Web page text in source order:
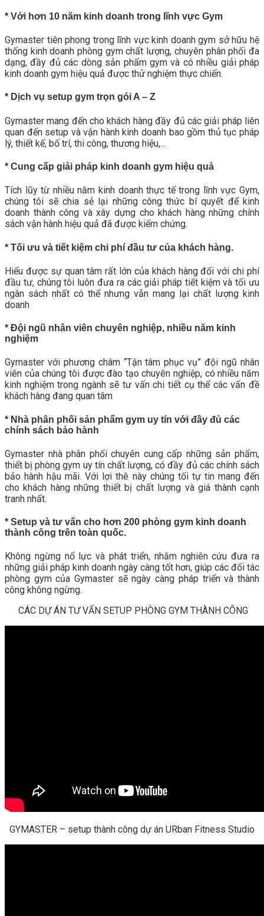
* Với hơn 10 năm kinh doanh trong lĩnh vực Gym
Gymaster tiên phong trong lĩnh vực kinh doanh gym sở hữu hệ
thống kinh doanh phòng gym chất lượng, chuyên phân phối đa
dạng, đầy đủ các dòng sản phẩm gym và có nhiều giải pháp
kinh doanh gym hiệu quả được thử nghiệm thực chiến.
* Dịch vụ setup gym trọn gói A – Z
Gymaster mang đến cho khách hàng đầy đủ các giải pháp liên
quan đến setup và vận hành kinh doanh bao gồm thủ tục pháp
lý, thiết kế, bố trí, thi công, thương hiệu,…
* Cung cấp giải pháp kinh doanh gym hiệu quả
Tích lũy từ nhiều năm kinh doanh thực tế trong lĩnh vực Gym,
chúng tôi sẽ chia sẻ lại những công thức bí quyết để kinh
doanh thành công và xây dựng cho khách hàng những chính
sách vận hành hiệu quả đã được kiểm chứng.
* Tối ưu và tiết kiệm chi phí đầu tư của khách hàng.
Hiểu được sự quan tâm rất lớn của khách hàng đối với chi phí
đầu tư, chúng tôi luôn đưa ra các giải pháp tiết kiệm và tối ưu
ngân sách nhất có thể nhưng vẫn mang lại chất lượng kinh
doanh
* Đội ngũ nhân viên chuyên nghiệp, nhiều năm kinh
nghiệm
Gymaster với phương châm “Tận tâm phục vụ” đội ngũ nhân
viên của chúng tôi được đào tạo chuyên nghiệp, có nhiều năm
kinh nghiệm trong ngành sẽ tư vấn chi tiết cụ thể các vấn đề
khách hàng đang quan tâm
* Nhà phân phối sản phẩm gym uy tín với đầy đủ các
chính sách bảo hành
Gymaster nhà phân phối chuyên cung cấp những sản phẩm,
thiết bị phòng gym uy tín chất lượng, có đầy đủ các chính sách
bảo hành hậu mãi. Với lợi thê này chúng tối tự tin mang đến
cho khách hàng những thiết bị chất lượng và giá thành cạnh
tranh nhất.
* Setup và tư vấn cho hơn 200 phòng gym kinh doanh
thành công trên toàn quốc.
Không ngừng nổ lực và phát triển, nhằm nghiên cứu đưa ra
những giải pháp kinh doanh ngày càng tốt hơn, giúp các đối tác
phòng gym của Gymaster sẽ ngày càng pháp triển và thành
công không ngừng.
CÁC DỰ ÁN TƯ VẤN SETUP PHÒNG GYM THÀNH CÔNG
GYMASTER – setup thành công dự án URban Fitness Studio